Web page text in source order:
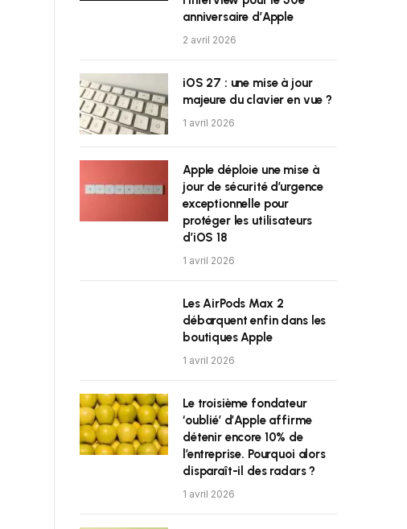
anniversaire d’Apple
2 avril 2026
iOS 27 : une mise à jour
majeure du clavier en vue ?
1 avril 2026
Apple déploie une mise à
jour de sécurité d’urgence
exceptionnelle pour
protéger les utilisateurs
d’iOS 18
1 avril 2026
Les AirPods Max 2
débarquent enfin dans les
boutiques Apple
1 avril 2026
Le troisième fondateur
‘oublié’ d’Apple affirme
détenir encore 10% de
l’entreprise. Pourquoi alors
disparaît-il des radars ?
1 avril 2026